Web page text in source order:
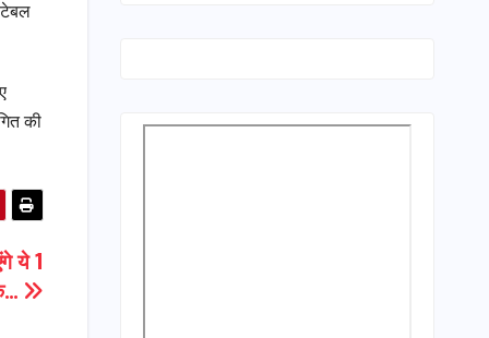
टेबल
की
ये 1